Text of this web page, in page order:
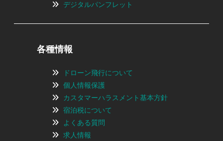
デジタルパンフレット
各種情報
ドローン飛行について
個人情報保護
カスタマーハラスメント基本方針
宿泊税について
よくある質問
求人情報